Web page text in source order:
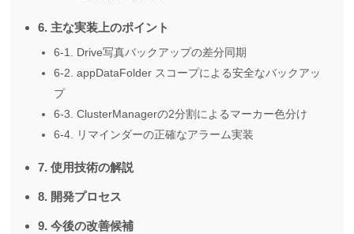
6. 主な実装上のポイント
6-1. Drive写真バックアップの差分同期
6-2. appDataFolder スコープによる安全なバックアッ
プ
6-3. ClusterManagerの2分割によるマーカー色分け
6-4. リマインダーの正確なアラーム実装
7. 使用技術の解説
8. 開発プロセス
9. 今後の改善候補